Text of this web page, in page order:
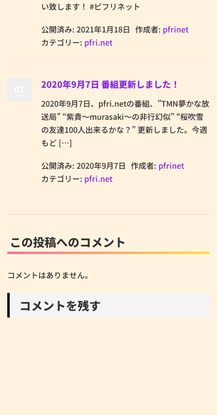
い致します！ #ピフリネット
公開済み: 2021年1月18日 作成者: pfrinet
カテゴリー: pfri.net
2020年9月7日 番組更新しました！
2020年9月7日、pfri.netの番組、”TMN夢かな放
送局” “紫貴～murasaki～の非行幻似” “桜吹雪
の友達100人出来るかな？” 更新しました。今週
もど […]
公開済み: 2020年9月7日 作成者: pfrinet
カテゴリー: pfri.net
この投稿へのコメント
コメントはありません。
コメントを残す